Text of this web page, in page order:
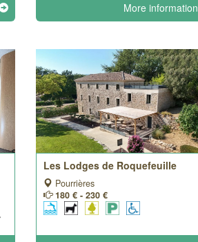
More information
Les Lodges de Roquefeuille
Pourrières
180 € - 230 €